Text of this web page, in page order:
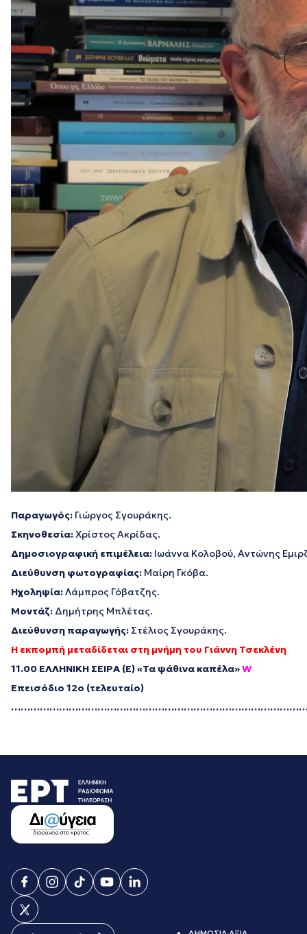
Παραγωγός: Γιώργος Σγουράκης.
Σκηνοθεσία:Χρίστος Ακρίδας.
Δημοσιογραφική επιμέλεια: Ιωάννα Κολοβού, Αντώνης
Διεύθυνση φωτογραφίας: Μαίρη Γκόβα.
Ηχοληψία:Λάμπρος Γόβατζης.
Μοντάζ: Δημήτρης Μπλέτας.
Διεύθυνση παραγωγής: Στέλιος Σγουράκης.
H εκπομπή μεταδίδεται στη μνήμη του Γιάννη Τσεκλένη
11.00 ΕΛΛΗΝΙΚΗ ΣΕΙΡΑ (Ε) «Τα ψάθινα καπέλα»W
Επεισόδιο 12ο (τελευταίο)